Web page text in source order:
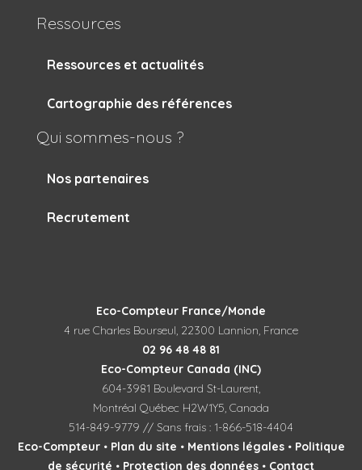
Ressources
Ressources et actualités
Cartographie des références
Qui sommes-nous ?
Nos partenaires
Recrutement
Eco-Compteur France/Monde
4 rue Charles Bourseul, 22300 Lannion, France
02 96 48 48 81
Eco-Compteur Canada (INC)
604-3981 Boulevard St-Laurent,
Montréal Québec H2W1Y5, Canada
514-849-9779 // Sans frais : 1-866-518-4404
Eco-Compteur• Plan du site • Mentions légales• Politique
de sécurité • Protection des données • Contact